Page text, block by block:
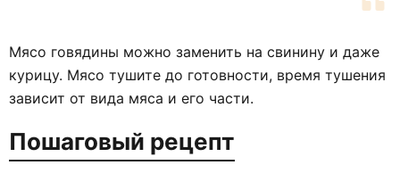
Мясо говядины можно заменить на свинину и даже
курицу. Мясо тушите до готовности, время тушения
зависит от вида мяса и его части.
Пошаговый рецепт